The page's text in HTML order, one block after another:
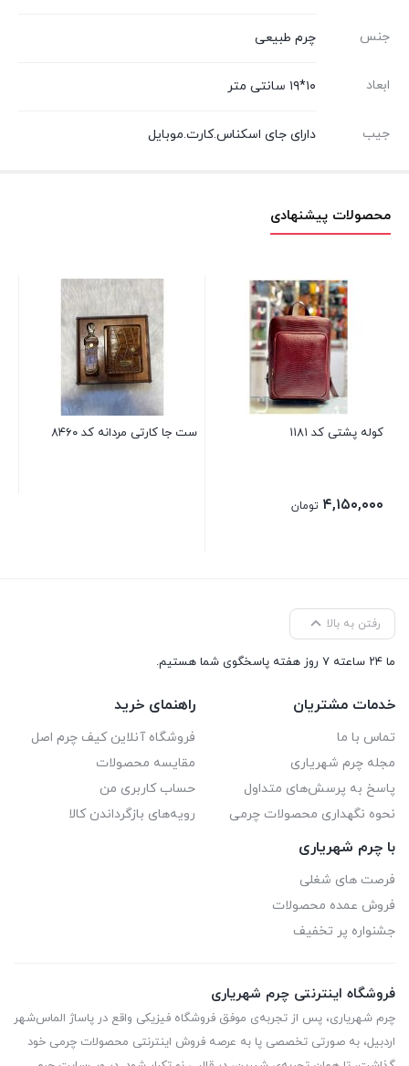
جنس چرم طبیعی
ابعاد ۱۰*۱۹ سانتی متر
جیب دارای جای اسکناس.کارت.موبایل
محصولات پیشنهادی
کوله پشتی کد ۱۱۸۱
۴,۱۵۰,۰۰۰ تومان
ست جا کارتی مردانه کد ۸۴۶۰
رفتن به بالا
ما ۲۴ ساعته ۷ روز هفته پاسخگوی شما هستیم.
خدمات مشتریان
تماس با ما
مجله چرم شهریاری
پاسخ به پرسش‌های متداول
نحوه نگهداری محصولات چرمی
راهنمای خرید
فروشگاه آنلاین کیف چرم اصل
مقایسه محصولات
حساب کاربری من
رویه‌های بازگرداندن کالا
با چرم شهریاری
فرصت های شغلی
فروش عمده محصولات
جشنواره پر تخفیف
فروشگاه اینترنتی چرم شهریاری
چرم شهریاری، پس از تجربه‌ی موفق فروشگاه فیزیکی واقع در پاساژ الماس‌شهر
اردبیل، به صورتی تخصصی پا به عرصه فروش اینترنتی محصولات چرمی خود